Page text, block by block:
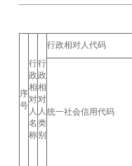
序
号
行
政
相
对
人
名
称
行
政
相
对
人
类
别
行政相对人代码
统一社会信用代码